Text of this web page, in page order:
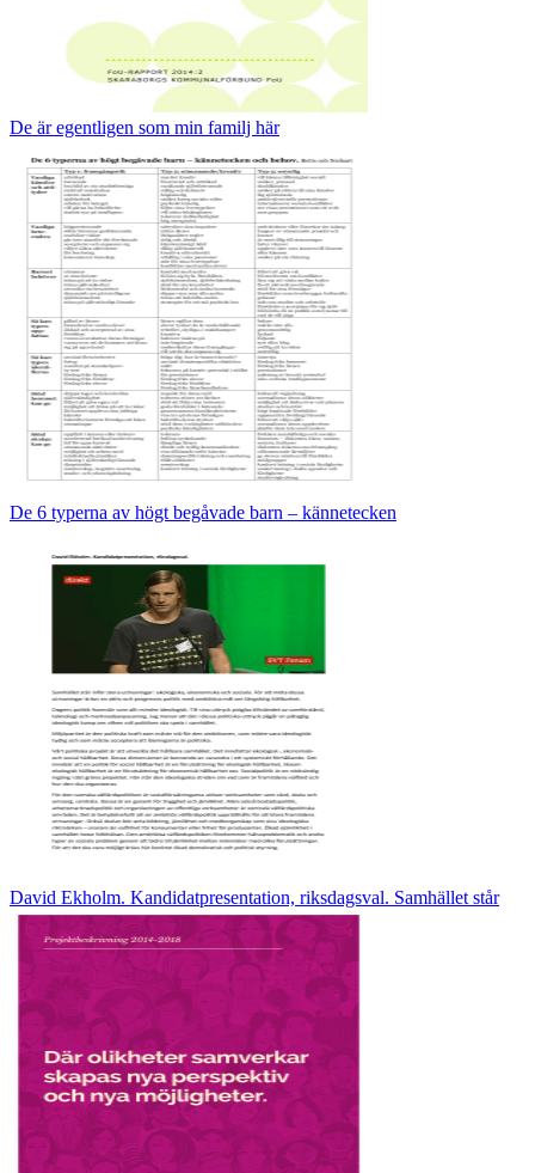
De är egentligen som min familj här
De 6 typerna av högt begåvade barn – kännetecken
David Ekholm. Kandidatpresentation, riksdagsval. Samhället står